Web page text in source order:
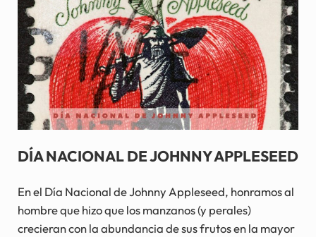
DÍA NACIONAL DE JOHNNY APPLESEED
En el Día Nacional de Johnny Appleseed, honramos al
hombre que hizo que los manzanos (y perales)
crecieran con la abundancia de sus frutos en la mayor